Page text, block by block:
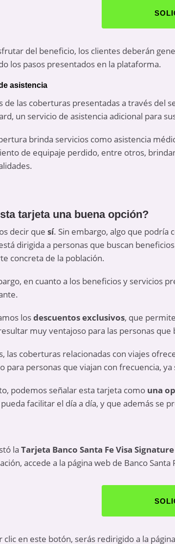
del beneficio, los clientes deberán
los pasos presentados en la plataforma.
asistencia
de las coberturas presentadas a través del
un servicio de asistencia adicional para
brinda servicios como asistencia
de equipaje perdido, entre otros,
tarjeta una buena opción?
decir que sí. Sin embargo, algo que podría
dirigida a personas que buscan beneficios
concreta de la población.
en cuanto a los beneficios y servicios
losdescuentos exclusivos, que
muy ventajoso para las personas que
las coberturas relacionadas con viajes
para personas que viajan con frecuencia,
podemos señalar esta tarjeta como una
facilitar el día a día, y que además se
la Tarjeta Banco Santa Fe Visa Signature
accede a la página web de Banco
clic en este botón, serás redirigido a la